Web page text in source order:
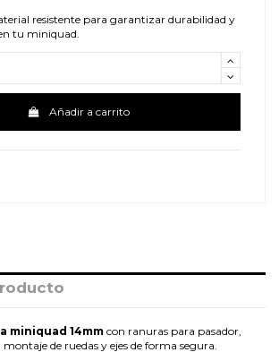
resistente para garantizar durabilidad y
tu miniquad.
Añadir a carrito
miniquad 14mm con ranuras para pasador,
de ruedas y ejes de forma segura.